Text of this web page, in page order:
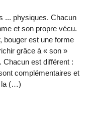
... physiques. Chacun
et son propre vécu.
bouger est une forme
grâce à « son »
Chacun est différent :
complémentaires et
la (…)